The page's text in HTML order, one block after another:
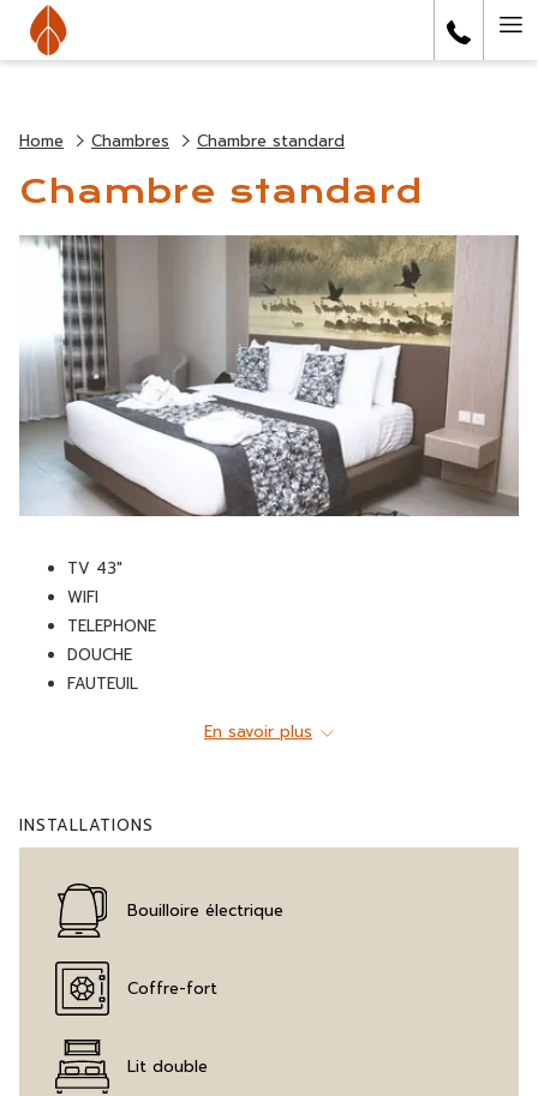
Home Chambres Chambre standard
Chambre standard
TV 43"
WIFI
TELEPHONE
DOUCHE
FAUTEUIL
PLATEAU DE COURTOISIE
LA CLIMATISATION
En savoir plus
INSTALLATIONS
Bouilloire électrique
Coffre-fort
Lit double